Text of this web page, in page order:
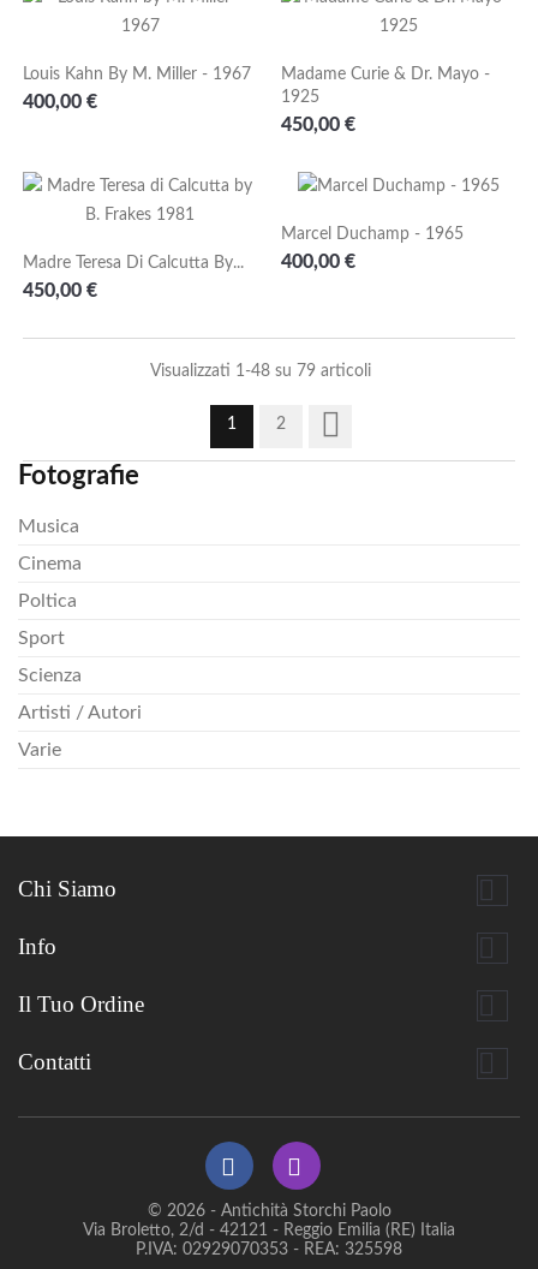
Louis Kahn By M. Miller - 1967
Prezzo
400,00 €
Madame Curie & Dr. Mayo -
1925
Prezzo
450,00 €
Madre Teresa Di Calcutta By...
Prezzo
450,00 €
Marcel Duchamp - 1965
Prezzo
400,00 €
Visualizzati 1-48 su 79 articoli
1 2 
Fotografie
Musica
Cinema
Poltica
Sport
Scienza
Artisti / Autori
Varie
Chi Siamo 
Info 
Il Tuo Ordine 
Contatti 
© 2026 - Antichità Storchi Paolo
Via Broletto, 2/d - 42121 - Reggio Emilia (RE) Italia
P.IVA: 02929070353 - REA: 325598